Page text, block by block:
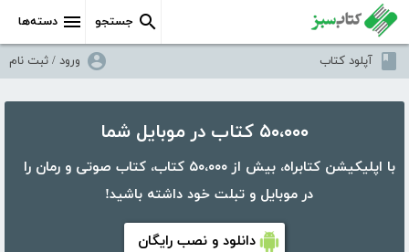
دسته‌ها جستجو
آپلود کتاب ورود / ثبت نام
۵۰،۰۰۰ کتاب در موبایل شما
با اپلیکیشن کتابراه، بیش از ۵۰،۰۰۰ کتاب، کتاب صوتی و رمان را
در موبایل و تبلت خود داشته باشید!
دانلود و نصب رایگان